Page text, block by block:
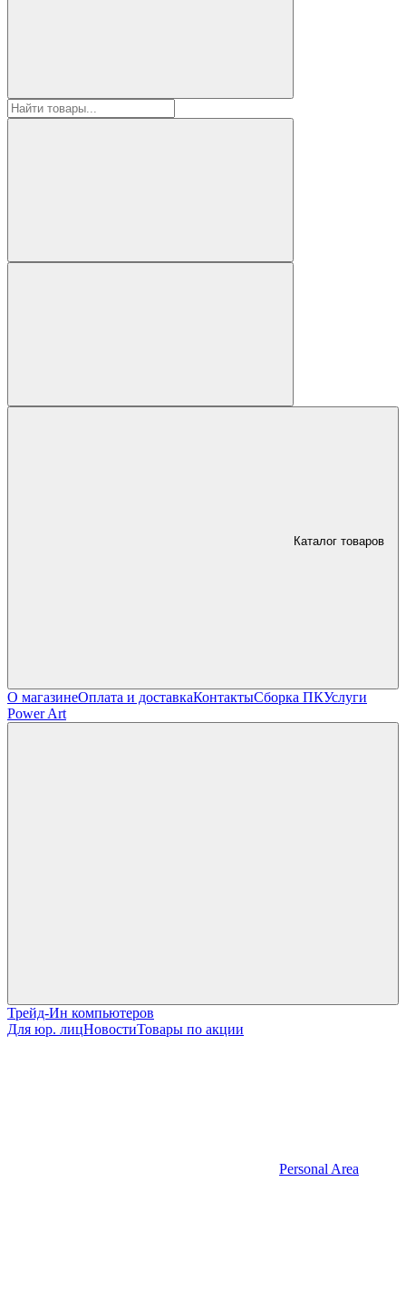
Каталог товаров
О магазинеОплата и доставкаКонтактыСборка ПКУслуги
Power Art
Трейд-Ин компьютеров
Для юр. лицНовостиТовары по акции
Personal Area